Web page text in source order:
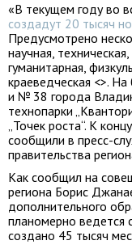
«В текущем году во
создадут 20 тысяч
Предусмотрено
научная,
гуманитарная,
краеведческая <>.
и № 38 города
технопарки
„Точек роста“. К
сообщили в пресс-
правительства
Как сообщил на
региона Борис
дополнительного
планомерно ведется
создано 45 тысяч